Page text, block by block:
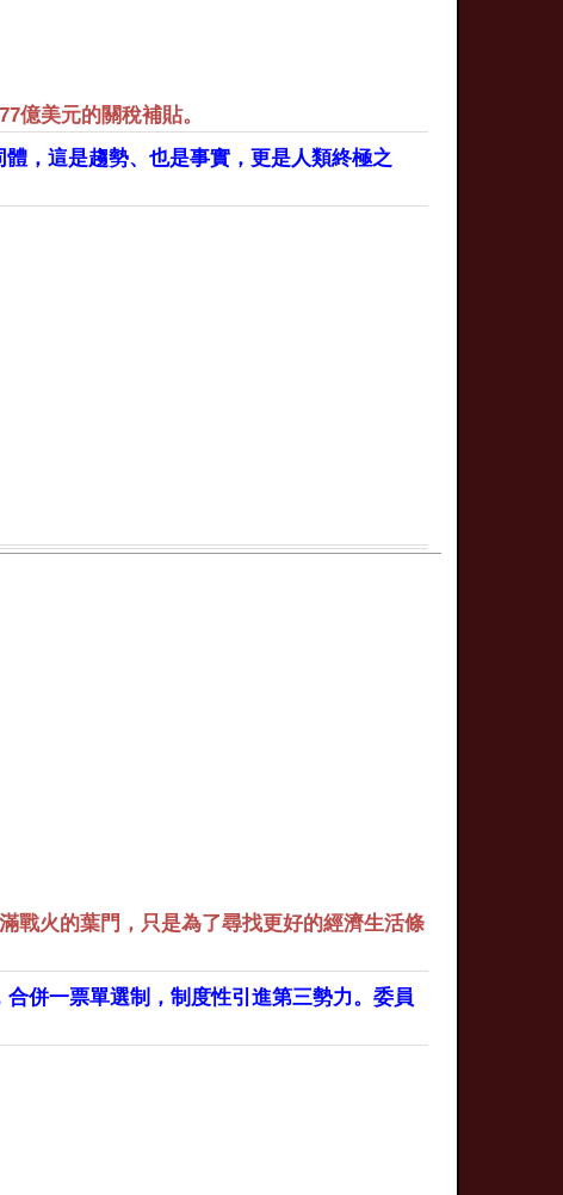
億美元的關稅補貼。
，這是趨勢、也是事實，更是人類終極之
戰火的葉門，只是為了尋找更好的經濟生活條
併一票單選制，制度性引進第三勢力。委員